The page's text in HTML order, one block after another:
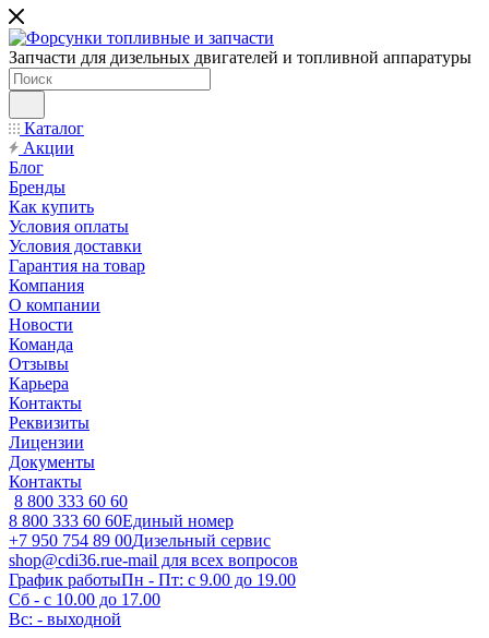
Запчасти для дизельных двигателей и топливной аппаратуры
Каталог
Акции
Блог
Бренды
Как купить
Условия оплаты
Условия доставки
Гарантия на товар
Компания
О компании
Новости
Команда
Отзывы
Карьера
Контакты
Реквизиты
Лицензии
Документы
Контакты
8 800 333 60 60
8 800 333 60 60Единый номер
+7 950 754 89 00Дизельный сервис
shop@cdi36.rue-mail для всех вопросов
График работыПн - Пт: с 9.00 до 19.00
Сб - с 10.00 до 17.00
Вс: - выходной